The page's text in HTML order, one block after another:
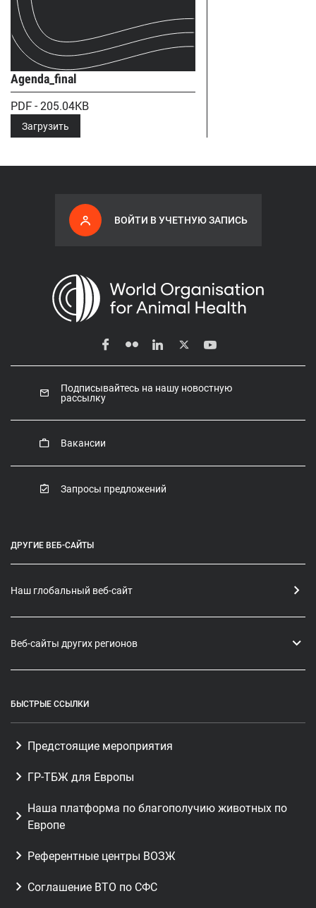
Agenda_final
PDF - 205.04KB
Загрузить
ВОЙТИ В УЧЕТНУЮ ЗАПИСЬ
Подписывайтесь на нашу новостную
рассылку
Вакансии
Запросы предложений
ДРУГИЕ ВЕБ-САЙТЫ
Наш глобальный веб-сайт
Веб-сайты других регионов
БЫСТРЫЕ ССЫЛКИ
Предстоящие мероприятия
ГР-ТБЖ для Европы
Наша платформа по благополучию животных по
Европе
Референтные центры ВОЗЖ
Соглашение ВТО по СФС